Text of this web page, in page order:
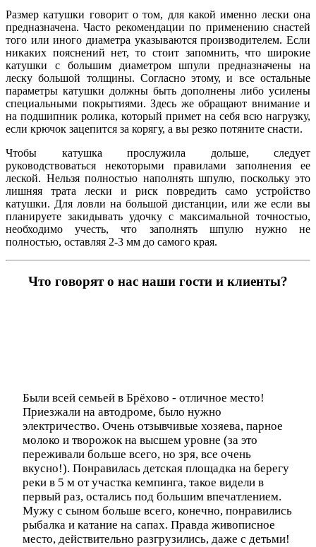
Размер катушки говорит о том, для какой именно лески она
предназначена. Часто рекомендации по применению снастей
того или иного диаметра указываются производителем. Если
никаких пояснений нет, то стоит запомнить, что широкие
катушки с большим диаметром шпули предназначены на
леску большой толщины. Согласно этому, и все остальные
параметры катушки должны быть дополнены либо усилены
специальными покрытиями. Здесь же обращают внимание и
на подшипник ролика, который примет на себя всю нагрузку,
если крючок зацепится за корягу, а вы резко потяните снасти.
Чтобы катушка прослужила дольше, следует
руководствоваться некоторыми правилами заполнения ее
леской. Нельзя полностью наполнять шпулю, поскольку это
лишняя трата лески и риск повредить само устройство
катушки. Для ловли на большой дистанции, или же если вы
планируете закидывать удочку с максимальной точностью,
необходимо учесть, что заполнять шпулю нужно не
полностью, оставляя 2-3 мм до самого края.
Что говорят о нас наши гости и клиенты?
Были всей семьей в Брёхово - отличное место!
Приезжали на автодроме, было нужно
электричество. Очень отзывчивые хозяева, парное
молоко и творожок на высшем уровне (за это
переживали больше всего, но зря, все очень
вкусно!). Понравилась детская площадка на берегу
реки в 5 м от участка кемпинга, такое видели в
первый раз, остались под большим впечатлением.
Мужу с сыном больше всего, конечно, понравились
рыбалка и катание на сапах. Правда живописное
место, действительно разгрузились, даже с детьми!